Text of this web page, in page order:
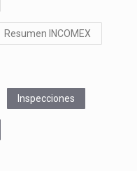
Resumen INCOMEX
Inspecciones